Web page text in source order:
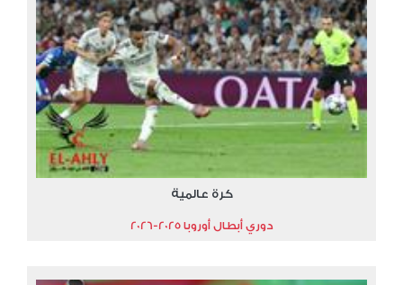
كرة عالمية
دوري أبطال أوروبا 2025-2026